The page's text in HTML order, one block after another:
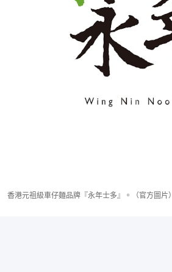
香港元祖級車仔麵品牌『永年士多』。（官方圖片）